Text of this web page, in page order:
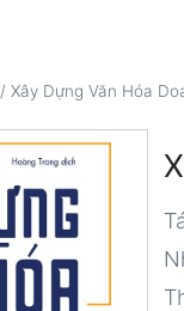
/Xây Dựng Văn Hóa